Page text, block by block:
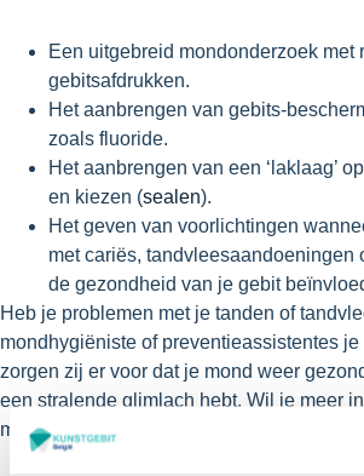
Een uitgebreid mondonderzoek met
gebitsafdrukken.
Het aanbrengen van gebits-
zoals fluoride.
Het aanbrengen van een ‘laklaag’
en kiezen (sealen).
Het geven van voorlichtingen
met cariës, tandvleesaandoeningen
de gezondheid van je gebit
Heb je problemen met je tanden of
mondhygiëniste of preventieassistentes
zorgen zij er voor dat je mond weer
een stralende glimlach hebt. Wil je meer
mogelijkheden? Neem gerust contact met